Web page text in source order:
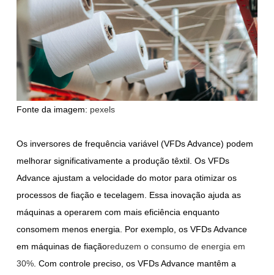
Fonte da imagem: pexels
Os inversores de frequência variável (VFDs Advance) podem
melhorar significativamente a produção têxtil. Os VFDs
Advance ajustam a velocidade do motor para otimizar os
processos de fiação e tecelagem. Essa inovação ajuda as
máquinas a operarem com mais eficiência enquanto
consomem menos energia. Por exemplo, os VFDs Advance
em máquinas de fiaçãoreduzem o consumo de energia em
30% . Com controle preciso, os VFDs Advance mantêm a